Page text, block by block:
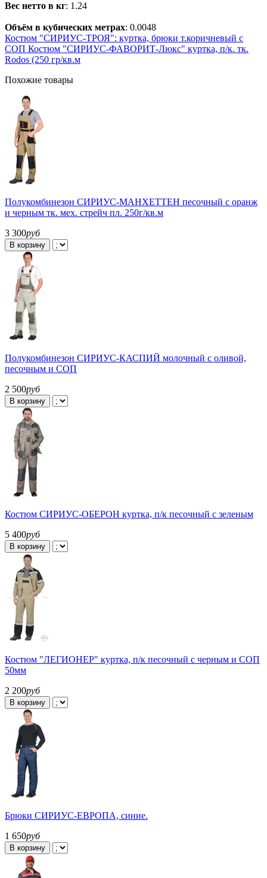
Вес нетто в кг: 1.24
Объём в кубических метрах: 0.0048
Костюм "СИРИУС-ТРОЯ": куртка, брюки т.коричневый с
СОП Костюм "СИРИУС-ФАВОРИТ-Люкс" куртка, п/к. тк.
Rodos (250 гр/кв.м
Похожие товары
Полукомбинезон СИРИУС-МАНХЕТТЕН песочный с оранж
и черным тк. мех. стрейч пл. 250г/кв.м
3 300руб
В корзину
Полукомбинезон СИРИУС-КАСПИЙ молочный с оливой,
песочным и СОП
2 500руб
В корзину
Костюм СИРИУС-ОБЕРОН куртка, п/к песочный с зеленым
5 400руб
В корзину
Костюм "ЛЕГИОНЕР" куртка, п/к песочный с черным и СОП
50мм
2 200руб
В корзину
Брюки СИРИУС-ЕВРОПА, синие.
1 650руб
В корзину